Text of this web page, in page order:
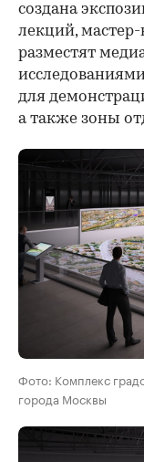
создана
лекций, мастер-
разместят
для
а также зоны
Фото: Комплекс
города Москвы